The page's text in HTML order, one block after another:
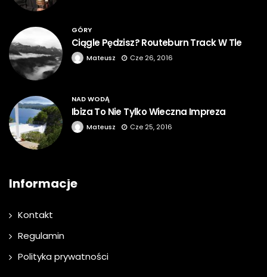
GÓRY
Ciągle Pędzisz? Routeburn Track W Tle
Mateusz Cze 26, 2016
NAD WODĄ
Ibiza To Nie Tylko Wieczna Impreza
Mateusz Cze 25, 2016
Informacje
Kontakt
Regulamin
Polityka prywatności